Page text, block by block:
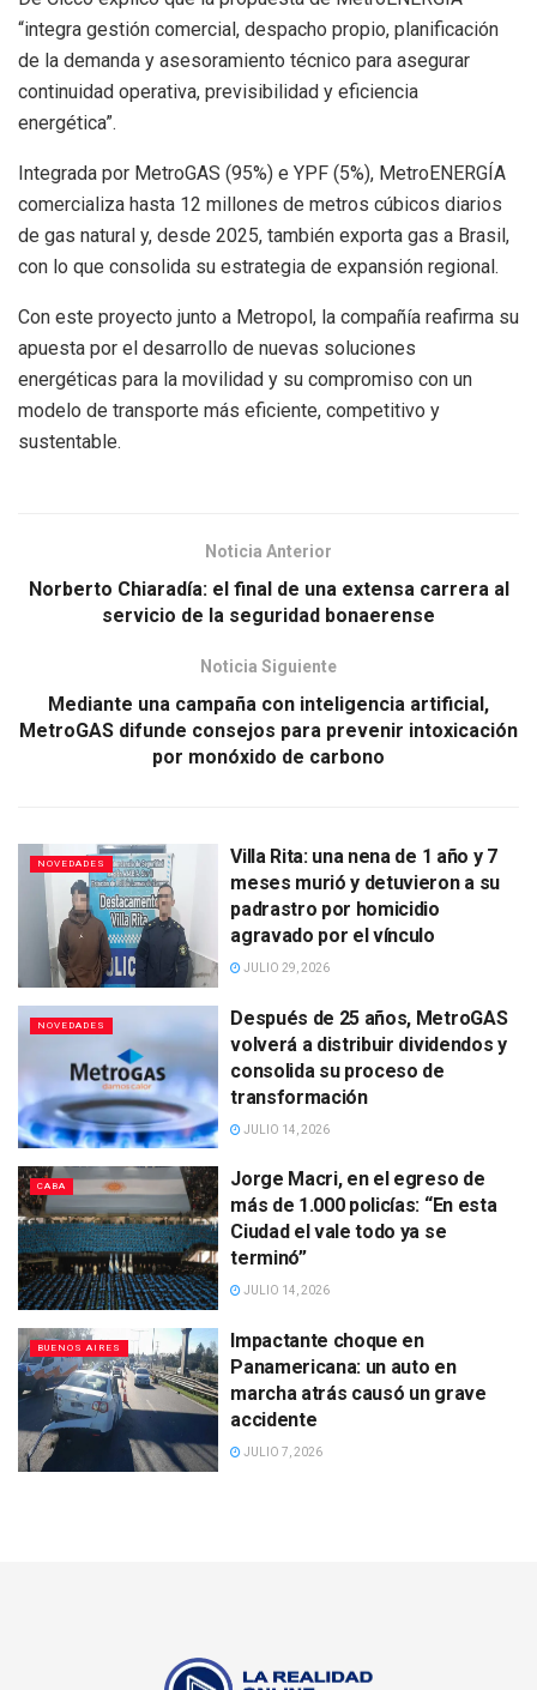
“integra gestión comercial, despacho propio, planificación
de la demanda y asesoramiento técnico para asegurar
continuidad operativa, previsibilidad y eficiencia
energética”.
Integrada por MetroGAS (95%) e YPF (5%), MetroENERGÍA
comercializa hasta 12 millones de metros cúbicos diarios
de gas natural y, desde 2025, también exporta gas a Brasil,
con lo que consolida su estrategia de expansión regional.
Con este proyecto junto a Metropol, la compañía reafirma su
apuesta por el desarrollo de nuevas soluciones
energéticas para la movilidad y su compromiso con un
modelo de transporte más eficiente, competitivo y
sustentable.
Noticia Anterior
Norberto Chiaradía: el final de una extensa carrera al
servicio de la seguridad bonaerense
Noticia Siguiente
Mediante una campaña con inteligencia artificial,
MetroGAS difunde consejos para prevenir intoxicación
por monóxido de carbono
NOVEDADES
Villa Rita: una nena de 1 año y 7
meses murió y detuvieron a su
padrastro por homicidio
agravado por el vínculo
JULIO 29, 2026
NOVEDADES
Después de 25 años, MetroGAS
volverá a distribuir dividendos y
consolida su proceso de
transformación
JULIO 14, 2026
CABA
Jorge Macri, en el egreso de
más de 1.000 policías: “En esta
Ciudad el vale todo ya se
terminó”
JULIO 14, 2026
BUENOS AIRES
Impactante choque en
Panamericana: un auto en
marcha atrás causó un grave
accidente
JULIO 7, 2026